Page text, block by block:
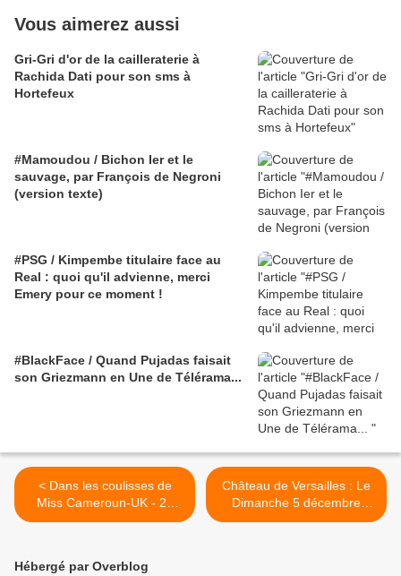
Vous aimerez aussi
Gri-Gri d'or de la cailleraterie à
Rachida Dati pour son sms à
Hortefeux
#Mamoudou / Bichon Ier et le
sauvage, par François de Negroni
(version texte)
#PSG / Kimpembe titulaire face au
Real : quoi qu'il advienne, merci
Emery pour ce moment !
#BlackFace / Quand Pujadas faisait
son Griezmann en Une de Télérama...
< Dans les coulisses de
Miss Cameroun-UK - 20
novembre 2010
Château de Versailles : Le
Dimanche 5 décembre
gratuit >
Hébergé par Overblog